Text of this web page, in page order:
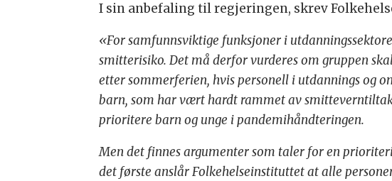
I sin anbefaling til regjeringen, skrev
«For samfunnsviktige funksjoner i
smitterisiko. Det må derfor vurderes om gruppen
etter sommerferien, hvis personell i utdannings og
barn, som har vært hardt rammet av
prioritere barn og unge i pandemihåndteringen.
Men det finnes argumenter som taler for en
det første anslår Folkehelseinstituttet at alle